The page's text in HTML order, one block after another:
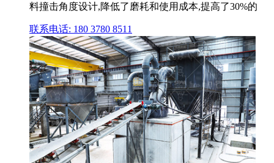
料撞击角度设计,降低了磨耗和使用成本,提高了30%的
联系电话: 180 3780 8511